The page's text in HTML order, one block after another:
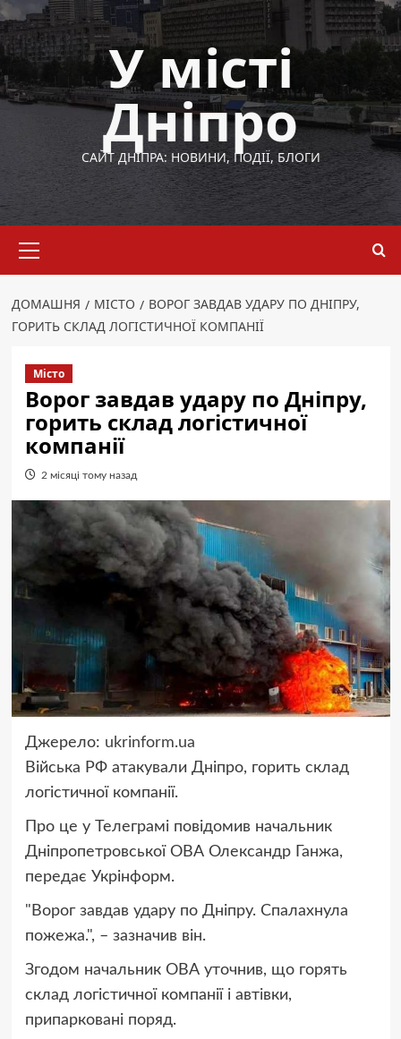
Перейти
до
вмісту
У місті
Дніпро
САЙТ ДНІПРА: НОВИНИ, ПОДІЇ, БЛОГИ
меню
ДОМАШНЯ МІСТО
ВОРОГ ЗАВДАВ УДАРУ ПО ДНІПРУ,
ГОРИТЬ СКЛАД ЛОГІСТИЧНОЇ КОМПАНІЇ
Місто
Ворог завдав удару по Дніпру,
горить склад логістичної
компанії
2 місяці тому назад
Джерело: ukrinform.ua
Війська РФ атакували Дніпро, горить склад
логістичної компанії.
Про це у Телеграмі повідомив начальник
Дніпропетровської ОВА Олександр Ганжа,
передає Укрінформ.
"Ворог завдав удару по Дніпру. Спалахнула
пожежа.", – зазначив він.
Згодом начальник ОВА уточнив, що горять
склад логістичної компанії і автівки,
припарковані поряд.